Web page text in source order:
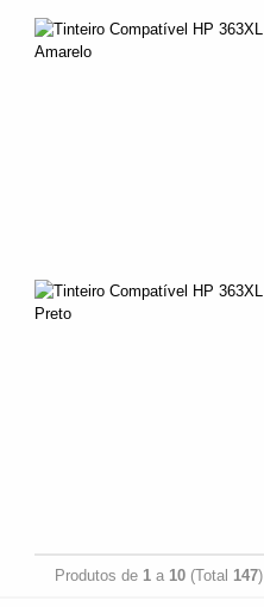
Produtos de 1 a 10 (Total 147)